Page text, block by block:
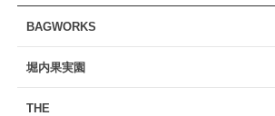
BAGWORKS
堀内果実園
THE